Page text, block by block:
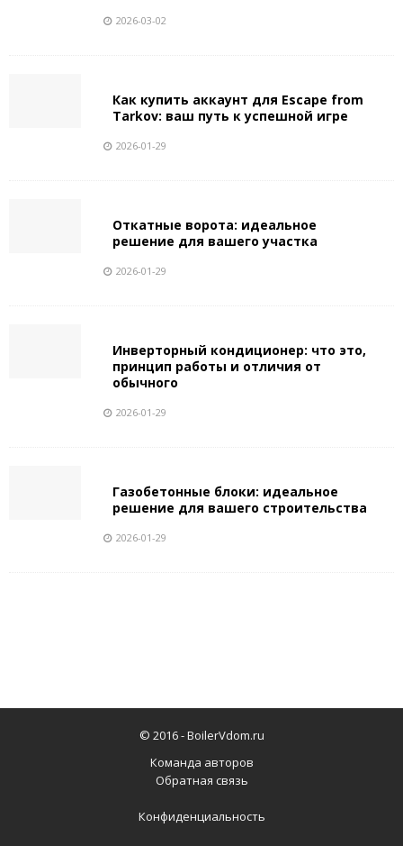
2026-03-02
Как купить аккаунт для Escape from
Tarkov: ваш путь к успешной игре
2026-01-29
Откатные ворота: идеальное
решение для вашего участка
2026-01-29
Инверторный кондиционер: что это,
принцип работы и отличия от
обычного
2026-01-29
Газобетонные блоки: идеальное
решение для вашего строительства
2026-01-29
© 2016 -BoilerVdom.ru
Команда авторов
Обратная связь
Конфиденциальность